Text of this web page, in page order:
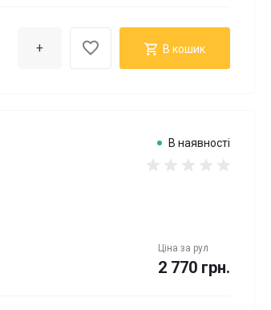
+ В кошик
В наявності
Ціна за рул
2 770 грн.